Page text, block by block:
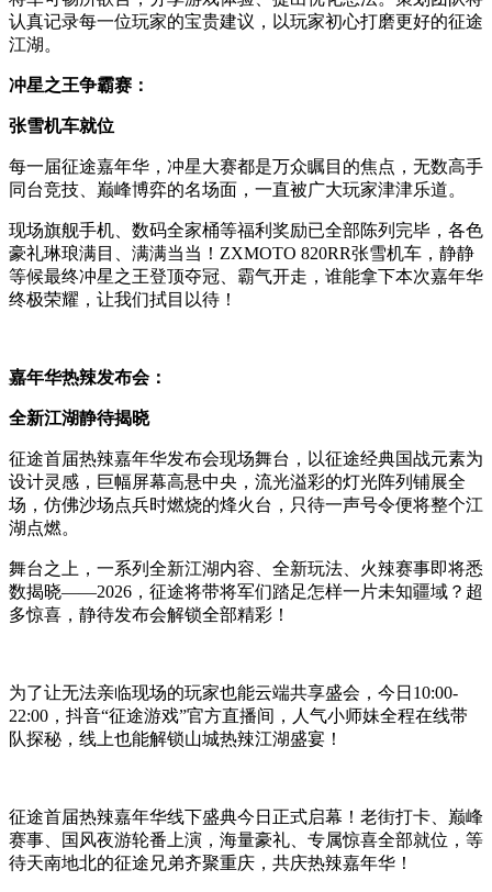
认真记录每一位玩家的宝贵建议，以玩家初心打磨更好的征途
江湖。
冲星之王争霸赛：
张雪机车就位
每一届征途嘉年华，冲星大赛都是万众瞩目的焦点，无数高手
同台竞技、巅峰博弈的名场面，一直被广大玩家津津乐道。
现场旗舰手机、数码全家桶等福利奖励已全部陈列完毕，各色
豪礼琳琅满目、满满当当！ZXMOTO 820RR张雪机车，静静
等候最终冲星之王登顶夺冠、霸气开走，谁能拿下本次嘉年华
终极荣耀，让我们拭目以待！
嘉年华热辣发布会：
全新江湖静待揭晓
征途首届热辣嘉年华发布会现场舞台，以征途经典国战元素为
设计灵感，巨幅屏幕高悬中央，流光溢彩的灯光阵列铺展全
场，仿佛沙场点兵时燃烧的烽火台，只待一声号令便将整个江
湖点燃。
舞台之上，一系列全新江湖内容、全新玩法、火辣赛事即将悉
数揭晓——2026，征途将带将军们踏足怎样一片未知疆域？超
多惊喜，静待发布会解锁全部精彩！
为了让无法亲临现场的玩家也能云端共享盛会，今日10:00-
22:00，抖音“征途游戏”官方直播间，人气小师妹全程在线带
队探秘，线上也能解锁山城热辣江湖盛宴！
征途首届热辣嘉年华线下盛典今日正式启幕！老街打卡、巅峰
赛事、国风夜游轮番上演，海量豪礼、专属惊喜全部就位，等
待天南地北的征途兄弟齐聚重庆，共庆热辣嘉年华！